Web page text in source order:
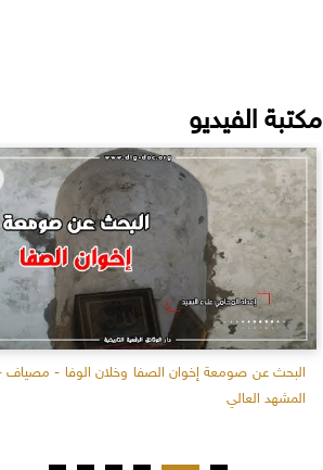
مكتبة الفيديو
البحث عن صومعة إخوان الصفا وخلان الوفا -
المشهد العالي